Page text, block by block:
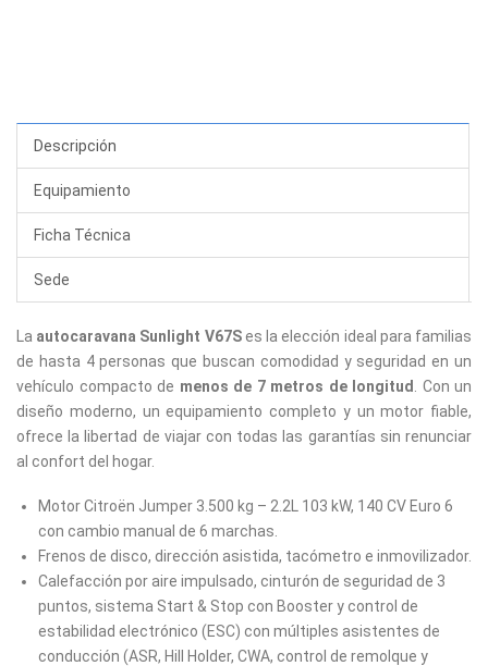
Descripción
Equipamiento
Ficha Técnica
Sede
La autocaravana Sunlight V67Ses la elección ideal para familias
de hasta 4 personas que buscan comodidad y seguridad en un
vehículo compacto de menos de 7 metros de longitud . Con un
diseño moderno, un equipamiento completo y un motor fiable,
ofrece la libertad de viajar con todas las garantías sin renunciar
al confort del hogar.
Motor Citroën Jumper 3.500 kg – 2.2L 103 kW, 140 CV Euro 6
con cambio manual de 6 marchas.
Frenos de disco, dirección asistida, tacómetro e inmovilizador.
Calefacción por aire impulsado, cinturón de seguridad de 3
puntos, sistema Start & Stop con Booster y control de
estabilidad electrónico (ESC) con múltiples asistentes de
conducción (ASR, Hill Holder, CWA, control de remolque y